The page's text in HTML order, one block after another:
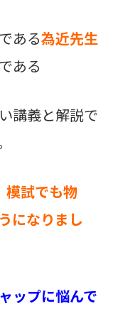
ある為近先生
ある
講義と解説で
模試でも物
になりまし
ップに悩んで